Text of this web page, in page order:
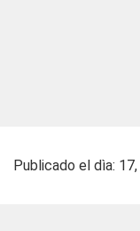
Publicado el dìa: